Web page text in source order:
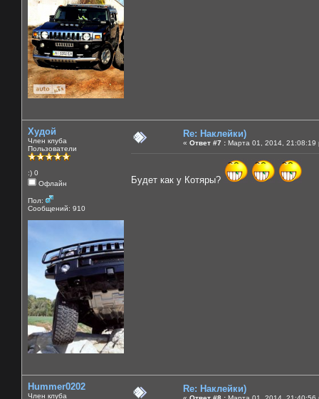
Худой
Член клуба
Пользователи
:) 0
Офлайн
Пол:
Сообщений: 910
Re: Наклейки)
« Ответ #7 : Марта 01, 2014, 21:08:19
Будет как у Котяры?
Hummer0202
Член клуба
Re: Наклейки)